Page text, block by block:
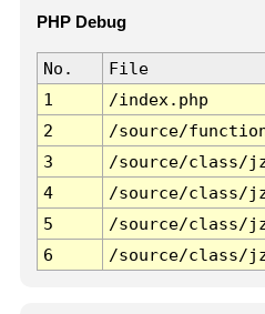
PHP Debug
No. File
1
/index.php
2
/source/
3
/source/class/
4
/source/class/
5
/source/class/
6
/source/class/